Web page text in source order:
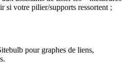
si votre pilier/supports ressortent ;
pour graphes de liens,